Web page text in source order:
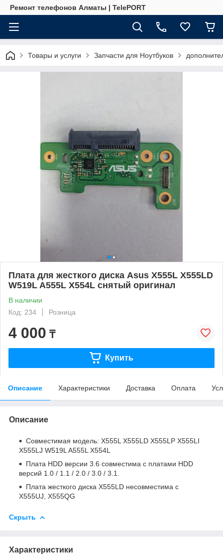
Ремонт телефонов Алматы | TelePORT
Товары и услуги Запчасти для Ноутбуков
Плата для жесткого диска Asus X555L X555LD
W519L A555L X554L снятый оригинал
В наличии
Код: 234
Розница
4 000 ₸
Купить
Описание Характеристики Доставка Оплата
Описание
Совместимая модель: X555L X555LD X555LP X555LI
X555LJ W519L A555L X554L
Плата HDD версии 3.6 совместима с платами HDD
версий 1.0 / 1.1 / 2.0 / 3.0 / 3.1.
Плата жесткого диска X555LD несовместима с
X555UJ, X555QG
Скрыть
Характеристики